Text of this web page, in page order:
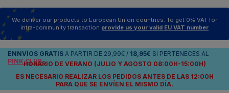
We deliver our products to European Union countries. To get 0% VAT for
intra-community transaction provide us your valid EU VAT number
ENNVÍOS GRATIS A PARTIR DE 29,99€ / 18,95€ SI PERTENECES AL
PINK CLUB
HORARIO DE VERANO (JULIO Y AGOSTO 08:00H-15:00H)
ES NECESARIO REALIZAR LOS PEDIDOS ANTES DE LAS 12:00H
PARA QUE SE ENVÍEN EL MISMO DÍA.